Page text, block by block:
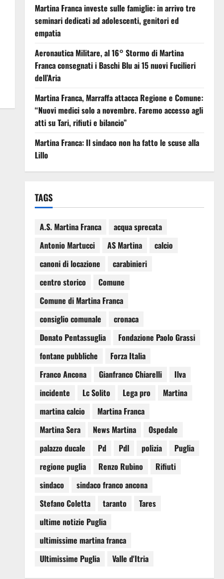
Martina Franca investe sulle famiglie: in arrivo tre
seminari dedicati ad adolescenti, genitori ed
empatia
Aeronautica Militare, al 16° Stormo di Martina
Franca consegnati i Baschi Blu ai 15 nuovi Fucilieri
dell’Aria
Martina Franca, Marraffa attacca Regione e Comune:
“Nuovi medici solo a novembre. Faremo accesso agli
atti su Tari, rifiuti e bilancio”
Martina Franca: Il sindaco non ha fatto le scuse alla
Lillo
TAGS
A.S. Martina Franca
acqua sprecata
Antonio Martucci
AS Martina
calcio
canoni di locazione
carabinieri
centro storico
Comune
Comune di Martina Franca
consiglio comunale
cronaca
Donato Pentassuglia
Fondazione Paolo Grassi
fontane pubbliche
Forza Italia
Franco Ancona
Gianfranco Chiarelli
Ilva
incidente
Lc Solito Lega pro
Martina
martina calcio
Martina Franca
Martina Sera
News Martina
Ospedale
palazzo ducale
Pd Pdl polizia
Puglia
regione puglia
Renzo Rubino
Rifiuti
sindaco
sindaco franco ancona
Stefano Coletta
taranto
Tares
ultime notizie Puglia
ultimissime martina franca
Ultimissime Puglia
Valle d'Itria